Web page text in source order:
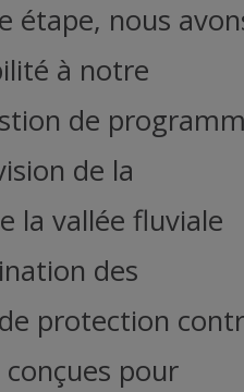
étape, nous
à notre
de
de la
la vallée fluviale
des
protection
pour